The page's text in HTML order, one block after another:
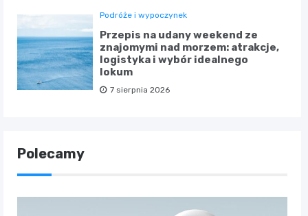
Podróże i wypoczynek
Przepis na udany weekend ze
znajomymi nad morzem: atrakcje,
logistyka i wybór idealnego
lokum
7 sierpnia 2026
Polecamy